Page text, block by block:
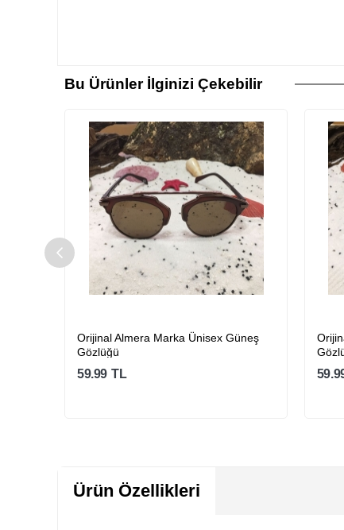
Bu Ürünler İlginizi Çekebilir
Orijinal Almera Marka Ünisex Güneş
Gözlüğü
TL
Orijinal
Gözlüğü
TL
Ürün Özellikleri